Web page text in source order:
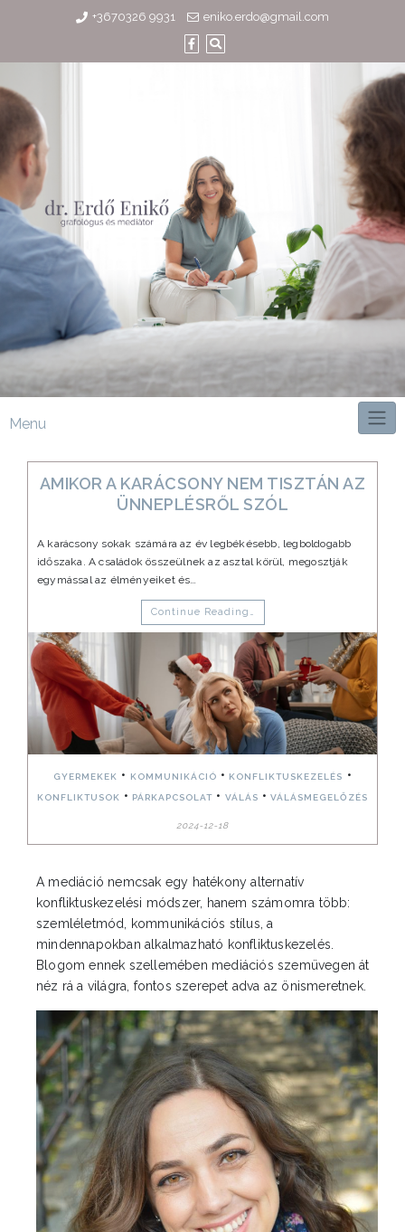
content
+3670326 9931 eniko.erdo@gmail.com
Menu
AMIKOR A KARÁCSONY NEM TISZTÁN AZ
ÜNNEPLÉSRŐL SZÓL
A karácsony sokak számára az év legbékésebb, legboldogabb
időszaka. A családok összeülnek az asztal körül, megosztják
egymással az élményeiket és…
Continue Reading…
GYERMEKEK • KOMMUNIKÁCIÓ • KONFLIKTUSKEZELÉS •
KONFLIKTUSOK • PÁRKAPCSOLAT • VÁLÁS •VÁLÁSMEGELŐZÉS
2024-12-18
A mediáció nemcsak egy hatékony alternatív
konfliktuskezelési módszer, hanem számomra több:
szemléletmód, kommunikációs stílus, a
mindennapokban alkalmazható konfliktuskezelés.
Blogom ennek szellemében mediációs szemüvegen át
néz rá a világra, fontos szerepet adva az önismeretnek.